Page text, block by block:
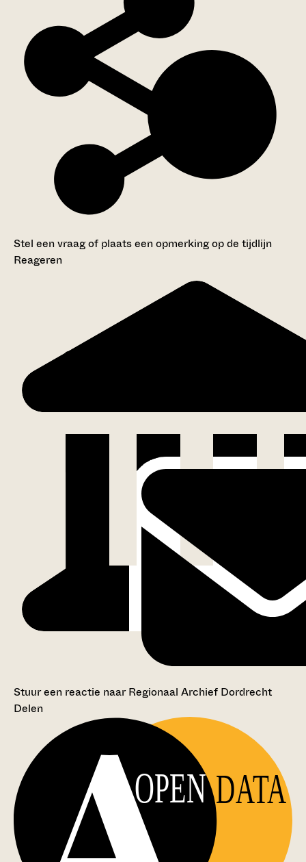
Stel een vraag of plaats een opmerking op de tijdlijn
Reageren
Stuur een reactie naar Regionaal Archief Dordrecht
Delen
OPEN DATA